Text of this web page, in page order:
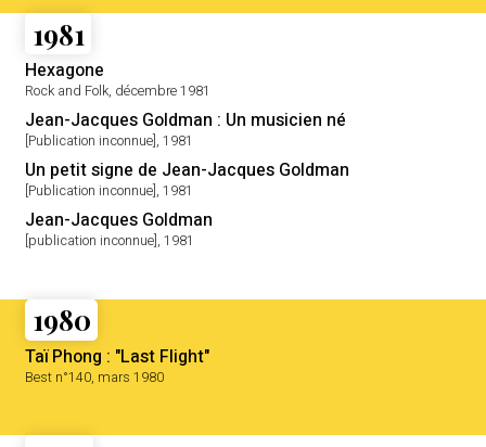
1981
Hexagone
Rock and Folk, décembre 1981
Jean-Jacques Goldman : Un musicien né
[Publication inconnue], 1981
Un petit signe de Jean-Jacques Goldman
[Publication inconnue], 1981
Jean-Jacques Goldman
[publication inconnue], 1981
1980
Taï Phong : "Last Flight"
Best n°140, mars 1980